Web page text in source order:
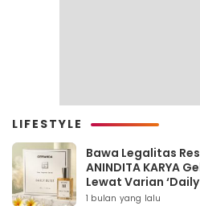
LIFESTYLE
Bawa Legalitas
ANINDITA KARYA
Lewat Varian ‘Daily
1 bulan yang lalu